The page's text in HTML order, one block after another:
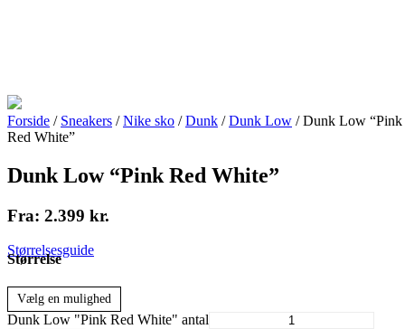
Forside / Sneakers /Nike sko /Dunk /Dunk Low / Dunk Low “Pink
Red White”
Dunk Low “Pink Red White”
Fra: 2.399 kr.
Størrelsesguide
Størrelse
Vælg en mulighed
Dunk Low "Pink Red White" antal